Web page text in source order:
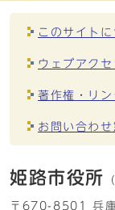
このサイトに
ウェブアク
著作権・リ
お問い合わ
姫路市役所
〒670-8501 兵庫